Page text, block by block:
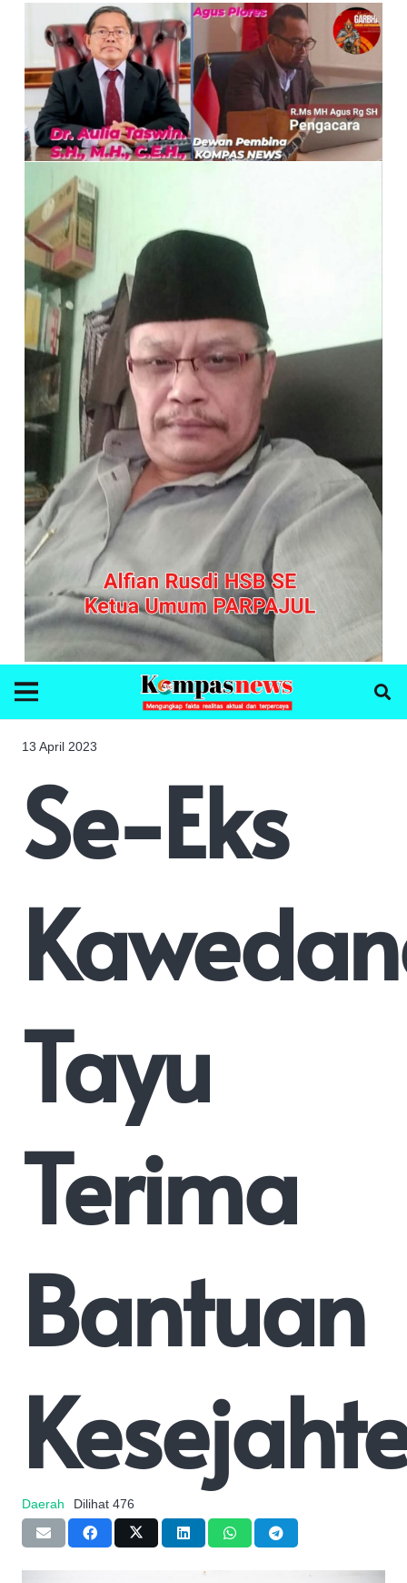
13 April 2023
Se-Eks
Tayu
Terima
Bantuan
Daerah Dilihat 476